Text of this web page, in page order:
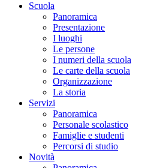
Scuola
Panoramica
Presentazione
I luoghi
Le persone
I numeri della scuola
Le carte della scuola
Organizzazione
La storia
Servizi
Panoramica
Personale scolastico
Famiglie e studenti
Percorsi di studio
Novità